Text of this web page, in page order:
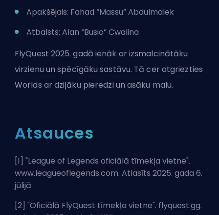
Apakšējais: Fahad “Massu” Abdulmalek
Atbalsts: Alan “Busio” Cwalina
FlyQuest 2025. gadā ienāk ar izsmalcinātāku
virzienu un spēcīgāku sastāvu. Tā cer atgriezties
Worlds ar dziļāku pieredzi un asāku malu.
Atsauces
[1] "League of Legends oficiālā tīmekļa vietne".
www.leagueoflegends.com. Atlasīts 2025. gada 6.
jūlijā
[2] "Oficiālā FlyQuest tīmekļa vietne". flyquest.gg.